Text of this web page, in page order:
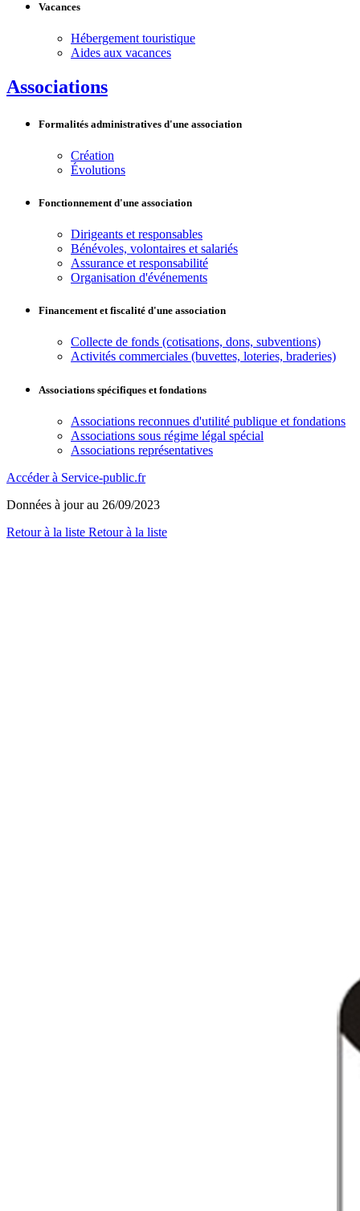
Vacances
Hébergement touristique
Aides aux vacances
Associations
Formalités administratives d'une association
Création
Évolutions
Fonctionnement d'une association
Dirigeants et responsables
Bénévoles, volontaires et salariés
Assurance et responsabilité
Organisation d'événements
Financement et fiscalité d'une association
Collecte de fonds (cotisations, dons, subventions)
Activités commerciales (buvettes, loteries, braderies)
Associations spécifiques et fondations
Associations reconnues d'utilité publique et fondations
Associations sous régime légal spécial
Associations représentatives
Accéder à Service-public.fr
Données à jour au 26/09/2023
Retour à la liste Retour à la liste